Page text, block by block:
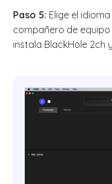
Paso 5: Elige el
compañero de
instala BlackHole 2ch